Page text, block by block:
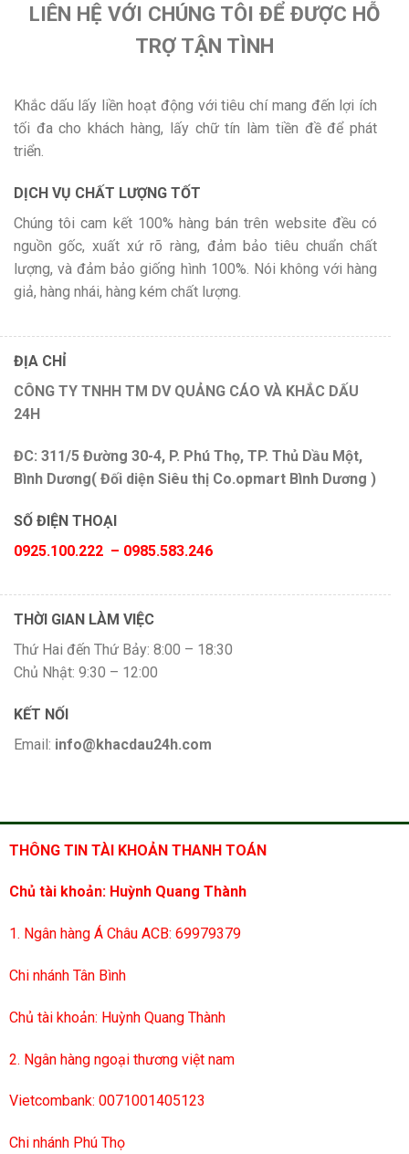
LIÊN HỆ VỚI CHÚNG TÔI ĐỂ ĐƯỢC HỖ
TRỢ TẬN TÌNH
Khắc dấu lấy liền hoạt động với tiêu chí mang đến lợi ích
tối đa cho khách hàng, lấy chữ tín làm tiền đề để phát
triển.
DỊCH VỤ CHẤT LƯỢNG TỐT
Chúng tôi cam kết 100% hàng bán trên website đều có
nguồn gốc, xuất xứ rõ ràng, đảm bảo tiêu chuẩn chất
lượng, và đảm bảo giống hình 100%. Nói không với hàng
giả, hàng nhái, hàng kém chất lượng.
ĐỊA CHỈ
CÔNG TY TNHH TM DV QUẢNG CÁO VÀ KHẮC DẤU
24H
ĐC: 311/5 Đường 30-4, P. Phú Thọ, TP. Thủ Dầu Một,
Bình Dương( Đối diện Siêu thị Co.opmart Bình Dương )
SỐ ĐIỆN THOẠI
0925.100.222 – 0985.583.246
THỜI GIAN LÀM VIỆC
Thứ Hai đến Thứ Bảy: 8:00 – 18:30
Chủ Nhật: 9:30 – 12:00
KẾT NỐI
Email: info@khacdau24h.com
THÔNG TIN TÀI KHOẢN THANH TOÁN
Chủ tài khoản: Huỳnh Quang Thành
1. Ngân hàng Á Châu ACB: 69979379
Chi nhánh Tân Bình
Chủ tài khoản: Huỳnh Quang Thành
2. Ngân hàng ngoại thương việt nam
Vietcombank: 0071001405123
Chi nhánh Phú Thọ